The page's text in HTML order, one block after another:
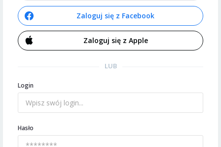
Zaloguj się z Facebook
Zaloguj się z Apple
LUB
Login
Hasło